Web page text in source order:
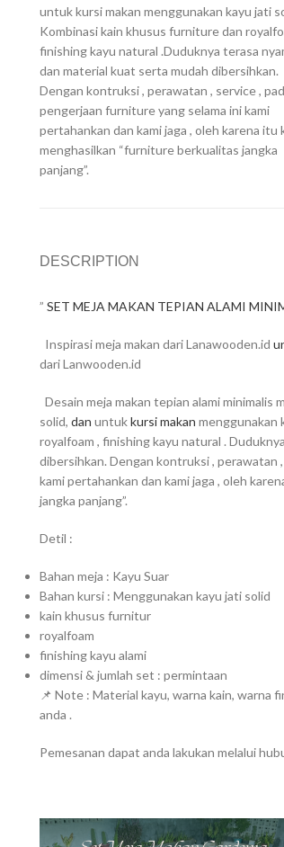
untuk kursi makan menggunakan kayu jati
Kombinasi kain khusus furniture dan
finishing kayu natural .Duduknya terasa
dan material kuat serta mudah dibersihkan.
Dengan kontruksi , perawatan , service ,
pengerjaan furniture yang selama ini kami
pertahankan dan kami jaga , oleh karena itu
menghasilkan “furniture berkualitas jangka
panjang”.
DESCRIPTION
” SET MEJA MAKAN TEPIAN ALAMI
Inspirasi meja makan dari Lanawooden.id
dari Lanwooden.id
Desain meja makan tepian alami minimalis
solid, dan untukkursi makan menggunakan
royalfoam , finishing kayu natural .
dibersihkan. Dengan kontruksi , perawatan
kami pertahankan dan kami jaga , oleh
jangka panjang”.
Detil :
Bahan meja : Kayu Suar
Bahan kursi : Menggunakan kayu jati solid
kain khusus furnitur
royalfoam
finishing kayu alami
dimensi & jumlah set : permintaan
📌 Note : Material kayu, warna kain, warna
anda .
Pemesanan dapat anda lakukan melalui